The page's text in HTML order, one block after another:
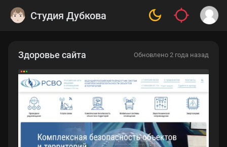
Студия Дубкова
Здоровье сайта Обновлено 2 года назад